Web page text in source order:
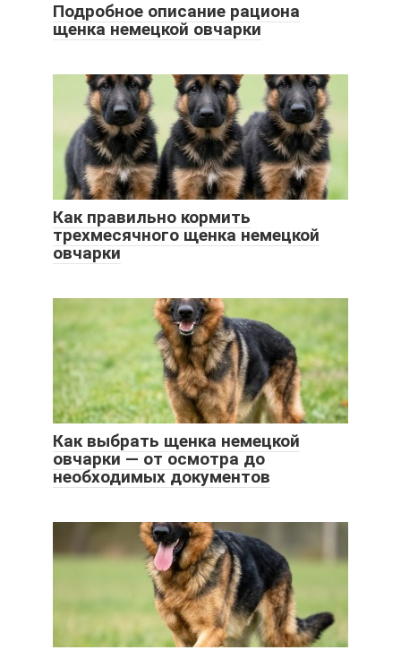
Подробное описание рациона
щенка немецкой овчарки
Как правильно кормить
трехмесячного щенка немецкой
овчарки
Как выбрать щенка немецкой
овчарки — от осмотра до
необходимых документов